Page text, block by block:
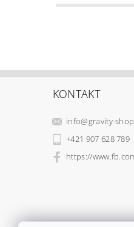
KONTAKT
info@gravity-
+421 907 628 789
https://